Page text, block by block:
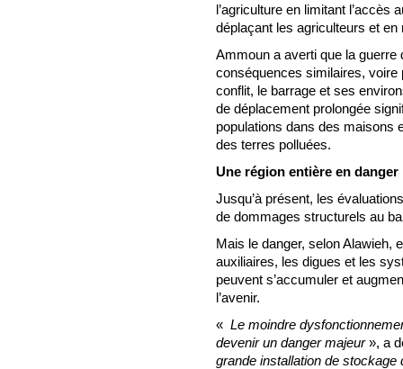
l’agriculture en limitant
déplaçant les agriculteurs et
Ammoun a averti que la guerre
conséquences similaires, voire
conflit, le barrage et ses
de déplacement prolongée
populations dans des maisons
des terres polluées.
Une région entière en danger
Jusqu’à présent, les
de dommages structurels au
Mais le danger, selon Alawieh,
auxiliaires, les digues et les
peuvent s’accumuler et
l’avenir.
« Le moindre
devenir un danger majeur», a
grande installation de stockage